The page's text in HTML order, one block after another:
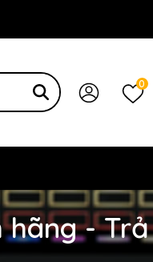
0
hãng -